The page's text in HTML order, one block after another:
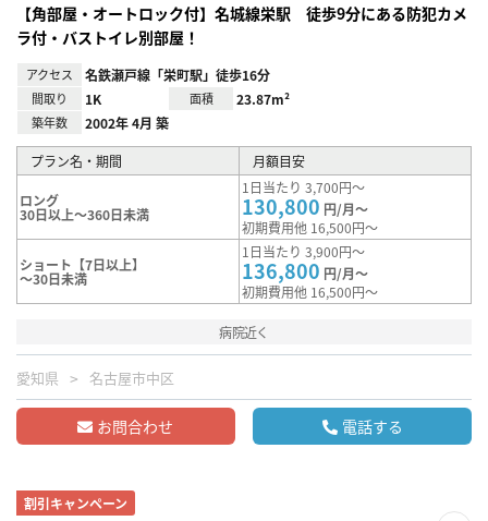
【角部屋・オートロック付】名城線栄駅 徒歩9分にある防犯カメ
ラ付・バストイレ別部屋！
アクセス 名鉄瀬戸線「栄町駅」徒歩16分
間取り 1K 面積 23.87m²
築年数 2002年 4月 築
プラン名・期間 月額目安
ロング
30日以上～360日未満
1日当たり 3,700円～
130,800 円/月～
初期費用他 16,500円～
ショート【7日以上】
～30日未満
1日当たり 3,900円～
136,800 円/月～
初期費用他 16,500円～
病院近く
愛知県 名古屋市中区
お問合わせ 電話する
割引キャンペーン